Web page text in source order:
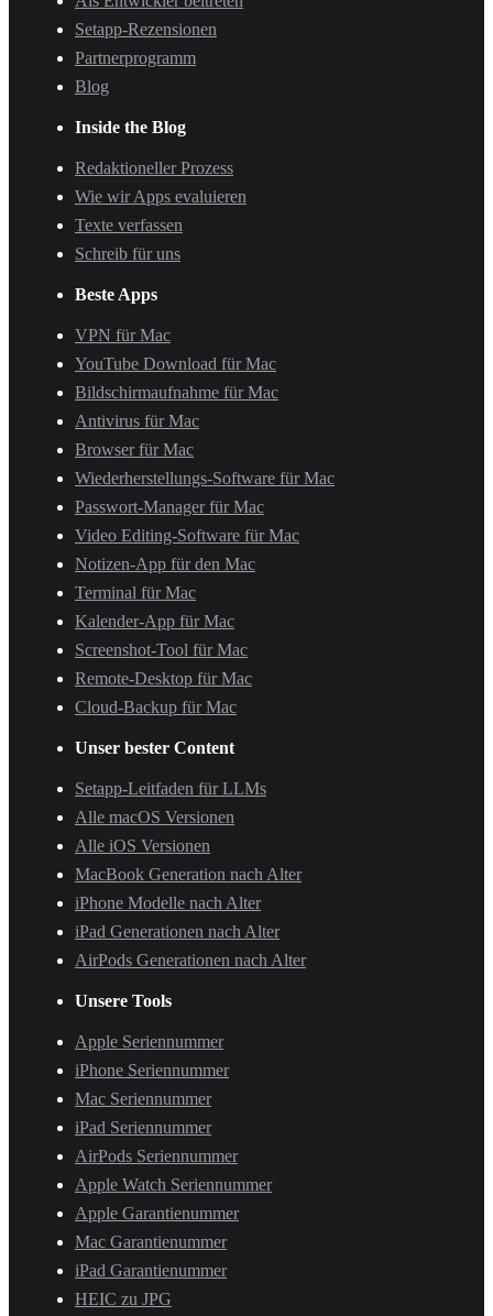
Setapp-Rezensionen
Partnerprogramm
Blog
Inside the Blog
Redaktioneller Prozess
Wie wir Apps evaluieren
Texte verfassen
Schreib für uns
Beste Apps
VPN für Mac
YouTube Download für Mac
Bildschirmaufnahme für Mac
Antivirus für Mac
Browser für Mac
Wiederherstellungs-Software für Mac
Passwort-Manager für Mac
Video Editing-Software für Mac
Notizen-App für den Mac
Terminal für Mac
Kalender-App für Mac
Screenshot-Tool für Mac
Remote-Desktop für Mac
Cloud-Backup für Mac
Unser bester Content
Setapp-Leitfaden für LLMs
Alle macOS Versionen
Alle iOS Versionen
MacBook Generation nach Alter
iPhone Modelle nach Alter
iPad Generationen nach Alter
AirPods Generationen nach Alter
Unsere Tools
Apple Seriennummer
iPhone Seriennummer
Mac Seriennummer
iPad Seriennummer
AirPods Seriennummer
Apple Watch Seriennummer
Apple Garantienummer
Mac Garantienummer
iPad Garantienummer
HEIC zu JPG